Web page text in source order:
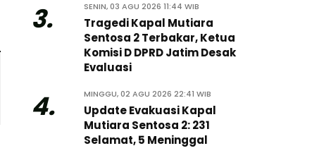
3. SENIN, 03 AGU 2026 11:44 WIB
Tragedi Kapal Mutiara
Sentosa 2 Terbakar, Ketua
Komisi D DPRD Jatim Desak
Evaluasi
4. MINGGU, 02 AGU 2026 22:41 WIB
Update Evakuasi Kapal
Mutiara Sentosa 2: 231
Selamat, 5 Meninggal